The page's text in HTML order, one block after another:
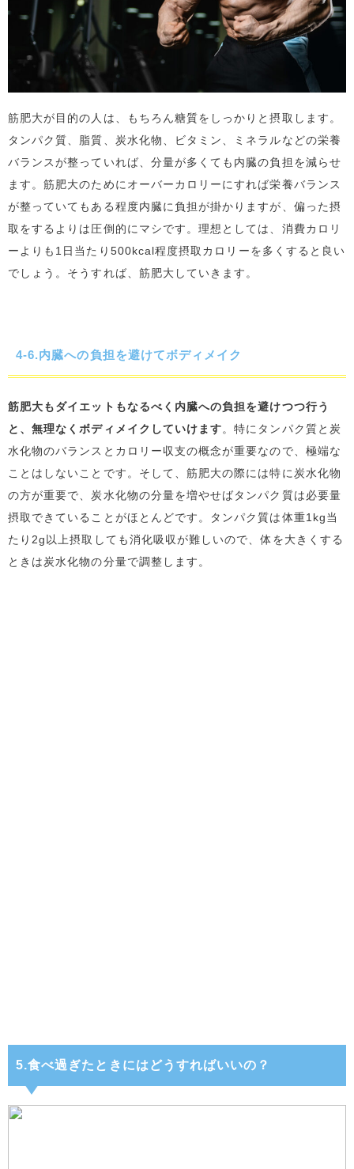
筋肥大が目的の人は、もちろん糖質をしっかりと摂取します。
タンパク質、脂質、炭水化物、ビタミン、ミネラルなどの栄養
バランスが整っていれば、分量が多くても内臓の負担を減らせ
ます。筋肥大のためにオーバーカロリーにすれば栄養バランス
が整っていてもある程度内臓に負担が掛かりますが、偏った摂
取をするよりは圧倒的にマシです。理想としては、消費カロリ
ーよりも1日当たり500kcal程度摂取カロリーを多くすると良い
でしょう。そうすれば、筋肥大していきます。
4-6.内臓への負担を避けてボディメイク
筋肥大もダイエットもなるべく内臓への負担を避けつつ行う
と、無理なくボディメイクしていけます。特にタンパク質と炭
水化物のバランスとカロリー収支の概念が重要なので、極端な
ことはしないことです。そして、筋肥大の際には特に炭水化物
の方が重要で、炭水化物の分量を増やせばタンパク質は必要量
摂取できていることがほとんどです。タンパク質は体重1kg当
たり2g以上摂取しても消化吸収が難しいので、体を大きくする
ときは炭水化物の分量で調整します。
5.食べ過ぎたときにはどうすればいいの？